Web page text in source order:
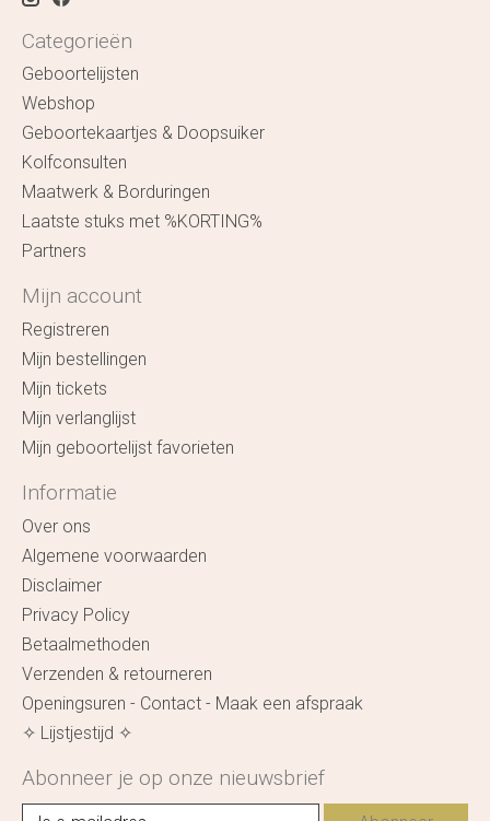
Categorieën
Geboortelijsten
Webshop
Geboortekaartjes & Doopsuiker
Kolfconsulten
Maatwerk & Borduringen
Laatste stuks met %KORTING%
Partners
Mijn account
Registreren
Mijn bestellingen
Mijn tickets
Mijn verlanglijst
Mijn geboortelijst favorieten
Informatie
Over ons
Algemene voorwaarden
Disclaimer
Privacy Policy
Betaalmethoden
Verzenden & retourneren
Openingsuren - Contact - Maak een afspraak
✧ Lijstjestijd ✧
Abonneer je op onze nieuwsbrief